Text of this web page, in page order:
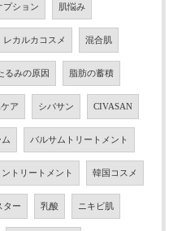
プション 肌悩み
レカルカコスメ 混合肌
るみの原因 脂肪の蓄積
ア シバサン CIVASAN
ム バルサムトリートメント
トリートメント 韓国コスメ
ター 乳酸 ニキビ肌